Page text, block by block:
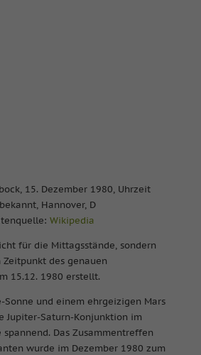
15. Dezember 1980, Uhrzeit
Hannover, D
Wikipedia
für die Mittagsstände, sondern
des genauen
15.12. 1980 erstellt.
Sonne und einem ehrgeizigen Mars
Jupiter-Saturn-Konjunktion im
spannend. Das Zusammentreffen
wurde im Dezember 1980 zum